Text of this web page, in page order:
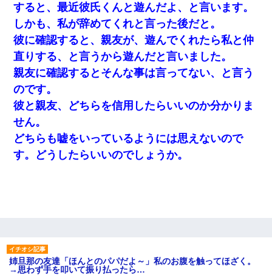
すると、最近彼氏くんと遊んだよ、と言います。
しかも、私が辞めてくれと言った後だと。
彼に確認すると、親友が、遊んでくれたら私と仲
直りする、と言うから遊んだと言いました。
親友に確認するとそんな事は言ってない、と言う
のです。
彼と親友、どちらを信用したらいいのか分かりま
せん。
どちらも嘘をいっているようには思えないので
す。どうしたらいいのでしょうか。
姉旦那の友達「ほんとのパパだよ～」私のお腹を触ってほざく。
→思わず手を叩いて振り払ったら…